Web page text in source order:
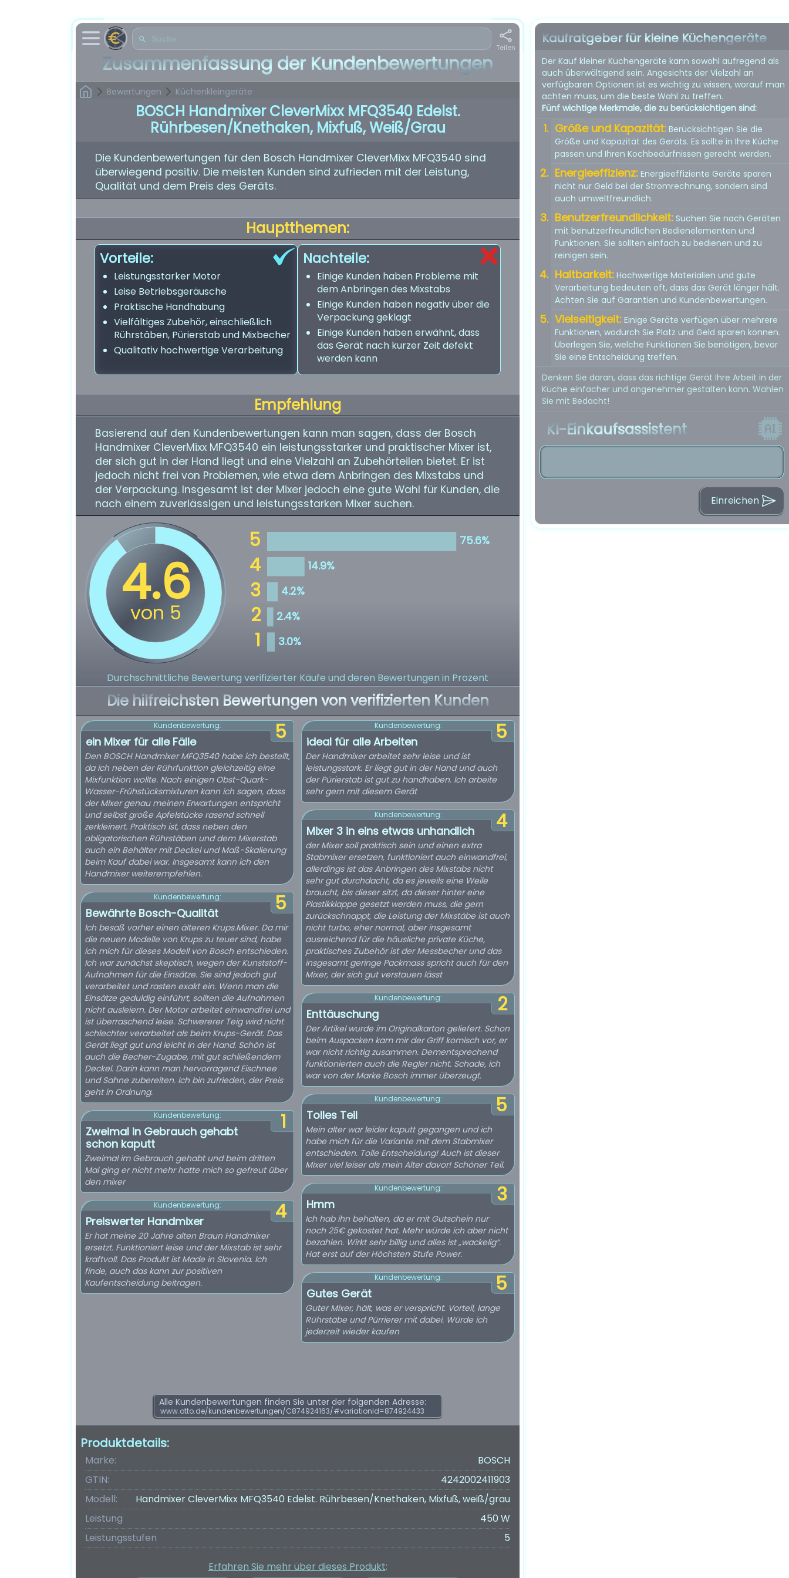
Teilen
Zusammenfassung der Kundenbewertungen
Bewertungen Küchenkleingeräte
BOSCH Handmixer CleverMixx MFQ3540 Edelst.
Rührbesen/Knethaken, Mixfuß, Weiß/grau
Die Kundenbewertungen für den Bosch Handmixer CleverMixx MFQ3540 sind
überwiegend positiv. Die meisten Kunden sind zufrieden mit der Leistung,
Qualität und dem Preis des Geräts.
Hauptthemen:
Vorteile:
Leistungsstarker Motor
Leise Betriebsgeräusche
Praktische Handhabung
Vielfältiges Zubehör, einschließlich
Rührstäben, Pürierstab und Mixbecher
Qualitativ hochwertige Verarbeitung
Nachteile:
Einige Kunden haben Probleme mit
dem Anbringen des Mixstabs
Einige Kunden haben negativ über die
Verpackung geklagt
Einige Kunden haben erwähnt, dass
das Gerät nach kurzer Zeit defekt
werden kann
Empfehlung
Basierend auf den Kundenbewertungen kann man sagen, dass der Bosch
Handmixer CleverMixx MFQ3540 ein leistungsstarker und praktischer Mixer ist,
der sich gut in der Hand liegt und eine Vielzahl an Zubehörteilen bietet. Er ist
jedoch nicht frei von Problemen, wie etwa dem Anbringen des Mixstabs und
der Verpackung. Insgesamt ist der Mixer jedoch eine gute Wahl für Kunden, die
nach einem zuverlässigen und leistungsstarken Mixer suchen.
Durchschnittliche Bewertung verifizierter Käufe und deren Bewertungen in Prozent
Die hilfreichsten Bewertungen von verifizierten Kunden
5
Kundenbewertung:
ein Mixer für alle Fälle
Den BOSCH Handmixer MFQ3540 habe ich bestellt,
da ich neben der Rührfunktion gleichzeitig eine
Mixfunktion wollte. Nach einigen Obst-Quark-
Wasser-Frühstücksmixturen kann ich sagen, dass
der Mixer genau meinen Erwartungen entspricht
und selbst große Apfelstücke rasend schnell
zerkleinert. Praktisch ist, dass neben den
obligatorischen Rührstäben und dem Mixerstab
auch ein Behälter mit Deckel und Maß-Skalierung
beim Kauf dabei war. Insgesamt kann ich den
Handmixer weiterempfehlen.
5
Kundenbewertung:
Bewährte Bosch-Qualität
Ich besaß vorher einen älteren Krups.Mixer. Da mir
die neuen Modelle von Krups zu teuer sind, habe
ich mich für dieses Modell von Bosch entschieden.
Ich war zunächst skeptisch, wegen der Kunststoff-
Aufnahmen für die Einsätze. Sie sind jedoch gut
verarbeitet und rasten exakt ein. Wenn man die
Einsätze geduldig einführt, sollten die Aufnahmen
nicht ausleiern. Der Motor arbeitet einwandfrei und
ist überraschend leise. Schwererer Teig wird nicht
schlechter verarbeitet als beim Krups-Gerät. Das
Gerät liegt gut und leicht in der Hand. Schön ist
auch die Becher-Zugabe, mit gut schließendem
Deckel. Darin kann man hervorragend Eischnee
und Sahne zubereiten. Ich bin zufrieden, der Preis
geht in Ordnung.
1
Kundenbewertung:
Zweimal in Gebrauch gehabt
schon kaputt
Zweimal im Gebrauch gehabt und beim dritten
Mal ging er nicht mehr hatte mich so gefreut über
den mixer
4
Kundenbewertung:
Preiswerter Handmixer
Er hat meine 20 Jahre alten Braun Handmixer
ersetzt. Funktioniert leise und der Mixstab ist sehr
kraftvoll. Das Produkt ist Made in Slovenia. Ich
finde, auch das kann zur positiven
Kaufentscheidung beitragen.
5
Kundenbewertung:
ideal für alle Arbeiten
Der Handmixer arbeitet sehr leise und ist
leistungsstark. Er liegt gut in der Hand und auch
der Pürierstab ist gut zu handhaben. Ich arbeite
sehr gern mit diesem Gerät
4
Kundenbewertung:
Mixer 3 in eins etwas unhandlich
der Mixer soll praktisch sein und einen extra
Stabmixer ersetzen, funktioniert auch einwandfrei,
allerdings ist das Anbringen des Mixstabs nicht
sehr gut durchdacht, da es jeweils eine Weile
braucht, bis dieser sitzt, da dieser hinter eine
Plastikklappe gesetzt werden muss, die gern
zurückschnappt, die Leistung der Mixstäbe ist auch
nicht turbo, eher normal, aber insgesamt
ausreichend für die häusliche private Küche,
praktisches Zubehör ist der Messbecher und das
insgesamt geringe Packmass spricht auch für den
Mixer, der sich gut verstauen lässt
2
Kundenbewertung:
Enttäuschung
Der Artikel wurde im Originalkarton geliefert. Schon
beim Auspacken kam mir der Griff komisch vor, er
war nicht richtig zusammen. Dementsprechend
funktionierten auch die Regler nicht. Schade, ich
war von der Marke Bosch immer überzeugt.
5
Kundenbewertung:
Tolles Teil
Mein alter war leider kaputt gegangen und ich
habe mich für die Variante mit dem Stabmixer
entschieden. Tolle Entscheidung! Auch ist dieser
Mixer viel leiser als mein Alter davor! Schöner Teil.
3
Kundenbewertung:
Hmm
Ich hab ihn behalten, da er mit Gutschein nur
noch 25€ gekostet hat. Mehr würde ich aber nicht
bezahlen. Wirkt sehr billig und alles ist „wackelig“.
Hat erst auf der Höchsten Stufe Power.
5
Kundenbewertung:
Gutes Gerät
Guter Mixer, hält, was er verspricht. Vorteil, lange
Rührstäbe und Pürrierer mit dabei. Würde ich
jederzeit wieder kaufen
Alle Kundenbewertungen finden Sie unter der folgenden Adresse:
www.otto.de/kundenbewertungen/C874924163/#variationId=874924433
Produktdetails:
Marke:
BOSCH
GTIN:
4242002411903
Modell:
Handmixer CleverMixx MFQ3540 Edelst. Rührbesen/Knethaken, Mixfuß, weiß/grau
Leistung
450 W
Leistungsstufen
5
Erfahren Sie mehr über dieses Produkt:
Kaufratgeber für kleine Küchengeräte
Der Kauf kleiner Küchengeräte kann sowohl aufregend als
auch überwältigend sein. Angesichts der Vielzahl an
verfügbaren Optionen ist es wichtig zu wissen, worauf man
achten muss, um die beste Wahl zu treffen.
Fünf wichtige Merkmale, die zu berücksichtigen sind:
Größe und Kapazität: Berücksichtigen Sie die
Größe und Kapazität des Geräts. Es sollte in Ihre Küche
passen und Ihren Kochbedürfnissen gerecht werden.
Energieeffizienz: Energieeffiziente Geräte sparen
nicht nur Geld bei der Stromrechnung, sondern sind
auch umweltfreundlich.
Benutzerfreundlichkeit: Suchen Sie nach Geräten
mit benutzerfreundlichen Bedienelementen und
Funktionen. Sie sollten einfach zu bedienen und zu
reinigen sein.
Haltbarkeit: Hochwertige Materialien und gute
Verarbeitung bedeuten oft, dass das Gerät länger hält.
Achten Sie auf Garantien und Kundenbewertungen.
Vielseitigkeit: Einige Geräte verfügen über mehrere
Funktionen, wodurch Sie Platz und Geld sparen können.
Überlegen Sie, welche Funktionen Sie benötigen, bevor
Sie eine Entscheidung treffen.
Denken Sie daran, dass das richtige Gerät Ihre Arbeit in der
Küche einfacher und angenehmer gestalten kann. Wählen
Sie mit Bedacht!
KI-Einkaufsassistent
Einreichen